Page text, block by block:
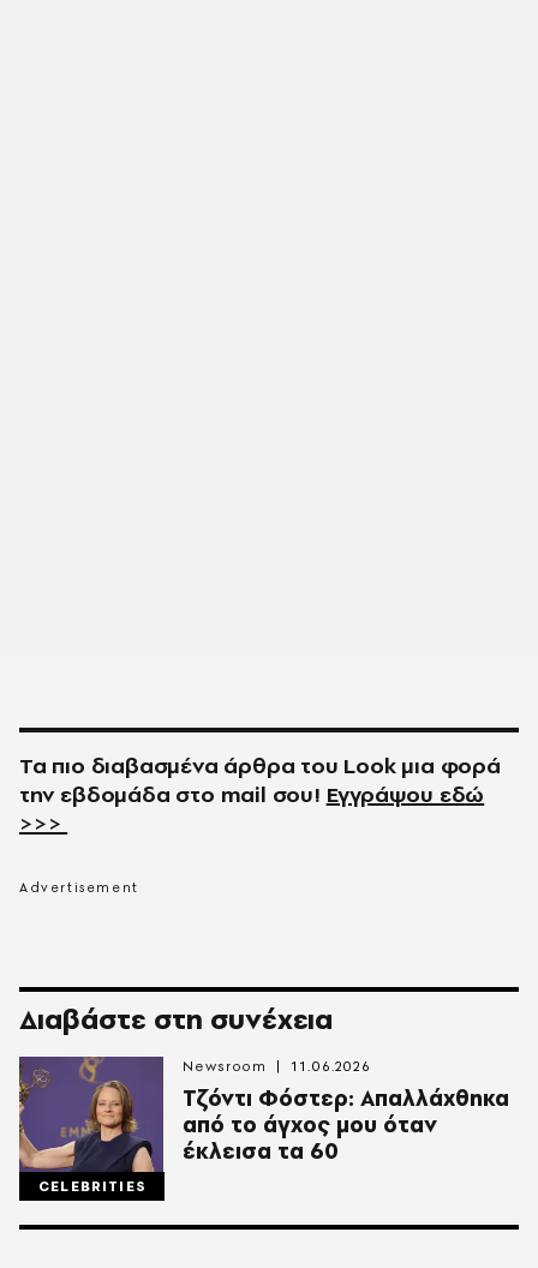
Τα πιο διαβασμένα άρθρα του Look μια φορά
την εβδομάδα στο mail σου! Εγγράψου εδώ
>>>
Διαβάστε στη συνέχεια
CELEBRITIES
Τζόντι Φόστερ: Απαλλάχθηκα
από το άγχος μου όταν
έκλεισα τα 60
Newsroom 11.06.2026